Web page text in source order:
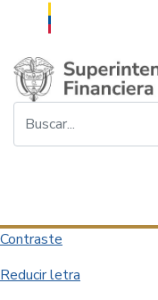
Saltar al contenido
Contraste
Reducir letra